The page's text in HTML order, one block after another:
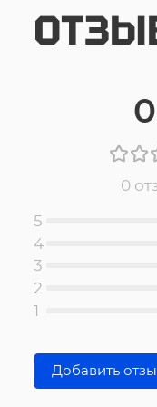
0
5
4
3
2
1
Добавить